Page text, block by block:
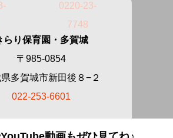
0220-23-
7748
らり保育園・多賀城
〒985-0854
多賀城市新田後８−２
022-253-6601